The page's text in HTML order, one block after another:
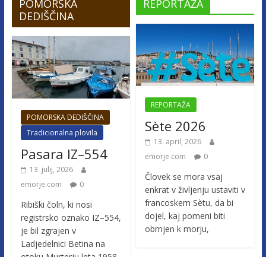
POMORSKA
DEDIŠČINA
POMORSKA DEDIŠČINA
Tradicionalna plovila
Pasara IZ–554
13. julij, 2026
emorje.com
0
Ribiški čoln, ki nosi
registrsko oznako IZ–554,
je bil zgrajen v
Ladjedelnici Betina na
REPORTAŽA
REPORTAŽA
Sète 2026
13. april, 2026
emorje.com
0
Človek se mora vsaj
enkrat v življenju ustaviti v
francoskem Sètu, da bi
dojel, kaj pomeni biti
obrnjen k morju,